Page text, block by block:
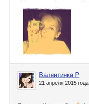
Валентинка Р
21 апреля 2015 года